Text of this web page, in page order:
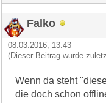
Falko
08.03.2016, 13:43
(Dieser Beitrag wurde
Wenn da steht
die doch schon